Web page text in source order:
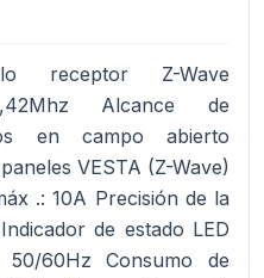
receptor Z-Wave
Alcance de
en campo abierto
VESTA (Z-Wave)
.: 10A Precisión de la
de estado LED
50/60Hz Consumo de